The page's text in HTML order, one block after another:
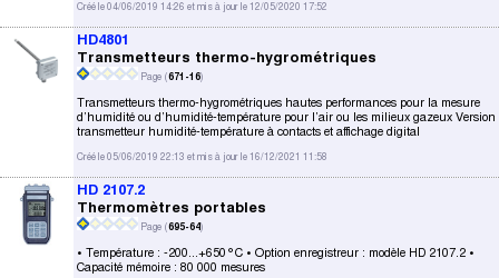
Créé le 04/06/2019 14:26 et mis à jour le 12/05/2020 17:52
HD4801
Transmetteurs thermo-hygrométriques
Page (671-16)
Transmetteurs thermo-hygrométriques hautes performances pour la mesure
d’humidité ou d’humidité-température pour l’air ou les milieux gazeux Version
transmetteur humidité-température à contacts et affichage digital
Créé le 05/06/2019 22:13 et mis à jour le 16/12/2021 11:58
HD 2107.2
Thermomètres portables
Page (695-64)
• Température : -200...+650°C • Option enregistreur : modèle HD 2107.2 •
Capacité mémoire : 80 000 mesures